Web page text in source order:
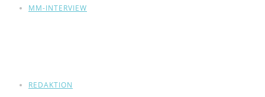
MM-INTERVIEW
REDAKTION